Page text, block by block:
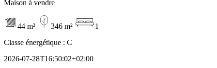
Maison à vendre
44 m² 346 m²
1
Classe énergétique : C
2026-07-28T16:50:02+02:00